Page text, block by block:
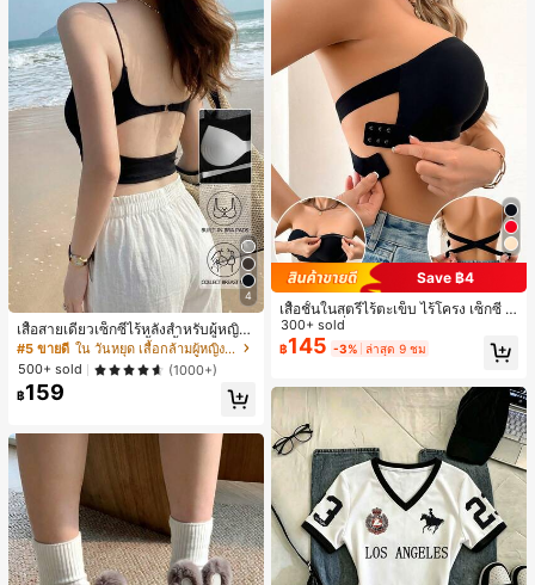
4
เสื้อสายเดี่ยวเซ็กซี่ไร้หลังสำหรับผู้หญิง
พร้อมบราแบบมีฟองน้ำ, เสื้อกล้ามแขน
กุด, เสื้อลำลองสีดำสำหรับฤดูร้อน
#5 ขายดี
ใน วันหยุด เสื้อกล้ามผู้หญิง & Camis
500+ sold
(1000+)
฿159
Save ฿4
เสื้อชั้นในสตรีไร้ตะเข็บ ไร้โครง เซ็กซี่ ด้
านข้างไม่ลื่น แผ่นรองถอดได้ ลายไขว้ห
ลัง ไร้สาย สบายตลอดวัน
300+ sold
฿145 -3% ล่าสุด 9 ชม